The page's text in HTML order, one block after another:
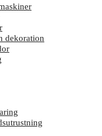
dekoration